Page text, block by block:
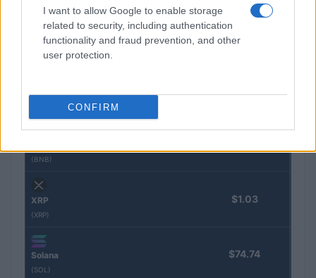
I want to allow Google to enable storage
related to security, including authentication
functionality and fraud prevention, and other
user protection.
CONFIRM
$64,929.00
(BNB)
XRP
(XRP)
$1.03
Solana
(SOL)
$74.74